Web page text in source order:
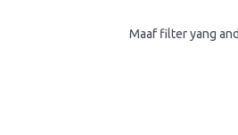
Maaf filter yang